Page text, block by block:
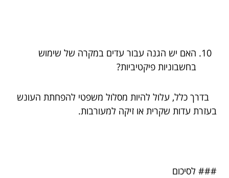
האם יש הגנה עבור עדים במקרה של שימוש
בחשבוניות פיקטיביות?
בדרך כלל, עלול להיות מסלול משפטי להפחתת העונש
בעזרת עדות שקרית או זיקה למעורבות.
### לסיכום